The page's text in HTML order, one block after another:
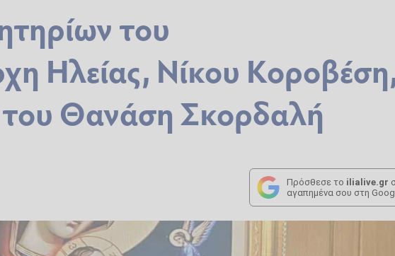
του
Ηλείας, Νίκου
του Θανάση Σκορδαλή
Πρόσθεσε το ilialive.gr
αγαπημένα σου στη